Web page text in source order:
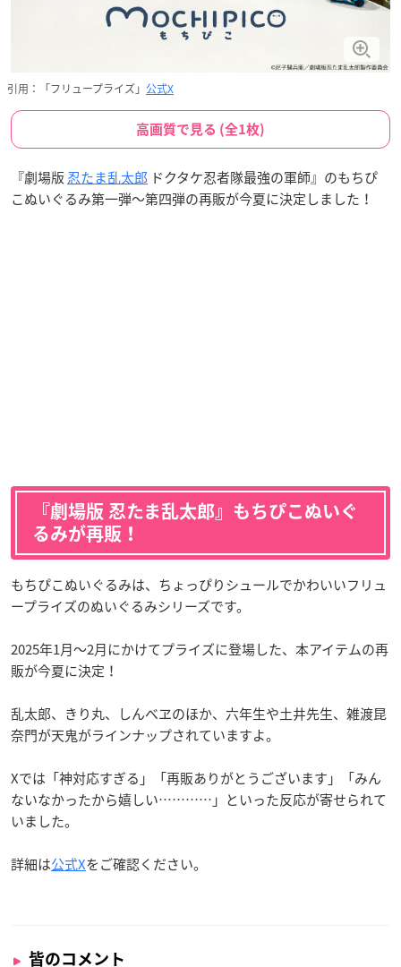
引用：「フリュープライズ」 公式X
高画質で見る (全1枚)
『劇場版 忍たま乱太郎 ドクタケ忍者隊最強の軍師』のもちぴ
こぬいぐるみ第一弾～第四弾の再販が今夏に決定しました！
『劇場版 忍たま乱太郎』もちぴこぬいぐ
るみが再販！
もちぴこぬいぐるみは、ちょっぴりシュールでかわいいフリュ
ープライズのぬいぐるみシリーズです。
2025年1月～2月にかけてプライズに登場した、本アイテムの再
販が今夏に決定！
乱太郎、きり丸、しんべヱのほか、六年生や土井先生、雑渡昆
奈門が天鬼がラインナップされていますよ。
Xでは「神対応すぎる」「再販ありがとうございます」「みん
ないなかったから嬉しい…………」といった反応が寄せられて
いました。
詳細は公式Xをご確認ください。
皆のコメント